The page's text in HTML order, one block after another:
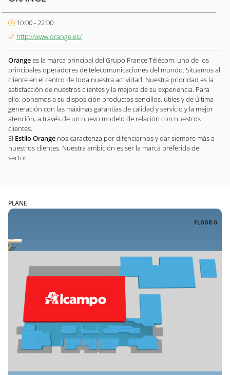
10:00 - 22:00
http://www.orange.es/
Orangees la marca principal del Grupo France Télécom, uno de los
principales operadores de telecomunicaciones del mundo. Situamos al
cliente en el centro de toda nuestra actividad. Nuestra prioridad es la
satisfacción de nuestros clientes y la mejora de su experiencia. Para
ello, ponemos a su disposición productos sencillos, útiles y de última
generación con las máximas garantías de calidad y servicio y la mejor
atención, a través de un nuevo modelo de relación con nuestros
clientes.
El Estilo Orange nos caracteriza por difenciarnos y dar siempre más a
nuestros clientes. Nuestra ambición es ser la marca preferida del
sector.
PLANE